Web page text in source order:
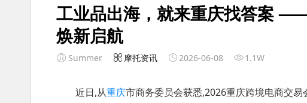
工业品出海，就来重庆找答案
焕新启航
Summer 摩托资讯 2026-06-08 1.1W
近日,从重庆市商务委员会获悉,2026重庆跨境电商交